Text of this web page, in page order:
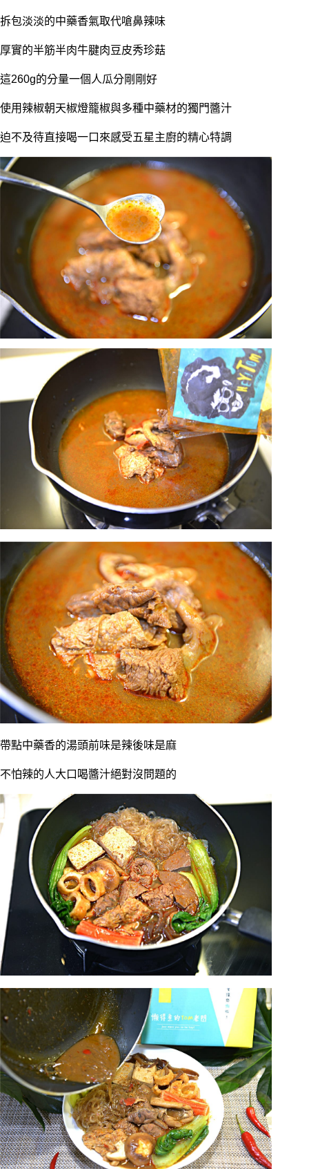
拆包淡淡的中藥香氣取代嗆鼻辣味
厚實的半筋半肉牛腱肉豆皮秀珍菇
這260g的分量一個人瓜分剛剛好
使用辣椒朝天椒燈籠椒與多種中藥材的獨門醬汁
迫不及待直接喝一口來感受五星主廚的精心特調
帶點中藥香的湯頭前味是辣後味是麻
不怕辣的人大口喝醬汁絕對沒問題的